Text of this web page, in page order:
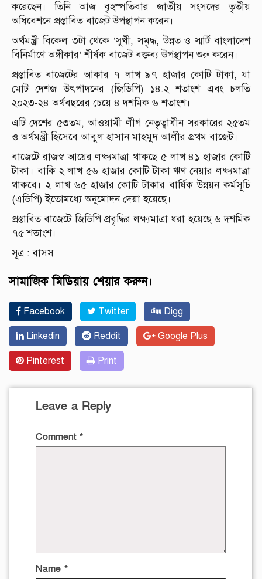
করেছেন। তিনি আজ বৃহস্পতিবার জাতীয় সংসদের তৃতীয়
অধিবেশনে প্রস্তাবিত বাজেট উপস্থাপন করেন।
অর্থমন্ত্রী বিকেল ৩টা থেকে ‘সুখী, সমৃদ্ধ, উন্নত ও স্মার্ট বাংলাদেশ
বিনির্মাণে অঙ্গীকার’ শীর্ষক বাজেট বক্তব্য উপস্থাপন শুরু করেন।
প্রস্তাবিত বাজেটের আকার ৭ লাখ ৯৭ হাজার কোটি টাকা, যা
মোট দেশজ উৎপাদনের (জিডিপি) ১৪.২ শতাংশ এবং চলতি
২০২৩-২৪ অর্থবছরের চেয়ে ৪ দশমিক ৬ শতাংশ।
এটি দেশের ৫৩তম, আওয়ামী লীগ নেতৃত্বাধীন সরকারের ২৫তম
ও অর্থমন্ত্রী হিসেবে আবুল হাসান মাহমুদ আলীর প্রথম বাজেট।
বাজেটে রাজস্ব আয়ের লক্ষ্যমাত্রা থাকছে ৫ লাখ ৪১ হাজার কোটি
টাকা। বাকি ২ লাখ ৫৬ হাজার কোটি টাকা ঋণ নেয়ার লক্ষ্যমাত্রা
থাকবে। ২ লাখ ৬৫ হাজার কোটি টাকার বার্ষিক উন্নয়ন কর্মসূচি
(এডিপি) ইতোমধ্যে অনুমোদন দেয়া হয়েছে।
প্রস্তাবিত বাজেটে জিডিপি প্রবৃদ্ধির লক্ষ্যমাত্রা ধরা হয়েছে ৬ দশমিক
৭৫ শতাংশ।
সূত্র : বাসস
সামাজিক মিডিয়ায় শেয়ার করুন।
Facebook Twitter Digg
Linkedin Reddit Google Plus
Pinterest Print
Leave a Reply
Comment *
Name *